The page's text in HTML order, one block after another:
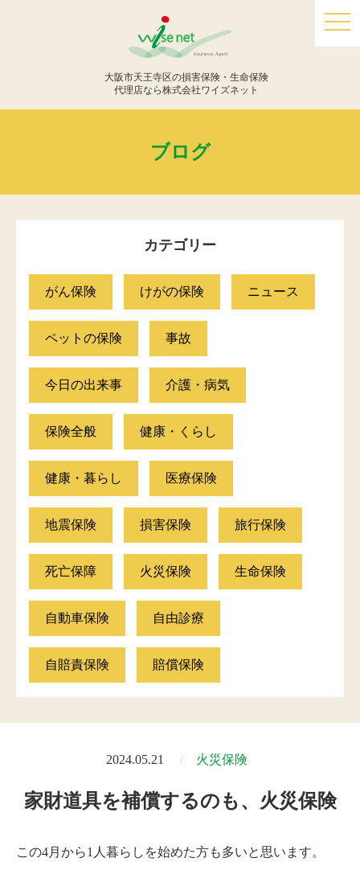
大阪市天王寺区の損害保険・生命保険
代理店なら株式会社ワイズネット
ブログ
カテゴリー
がん保険 けがの保険 ニュース
ペットの保険 事故
今日の出来事 介護・病気
保険全般 健康・くらし
健康・暮らし 医療保険
地震保険 損害保険 旅行保険
死亡保障 火災保険 生命保険
自動車保険 自由診療
自賠責保険 賠償保険
2024.05.21 火災保険
家財道具を補償するのも、火災保険
この4月から1人暮らしを始めた方も多いと思います。